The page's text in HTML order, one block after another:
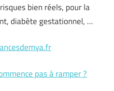
bien réels, pour la
diabète gestationnel, …
pas à ramper ?